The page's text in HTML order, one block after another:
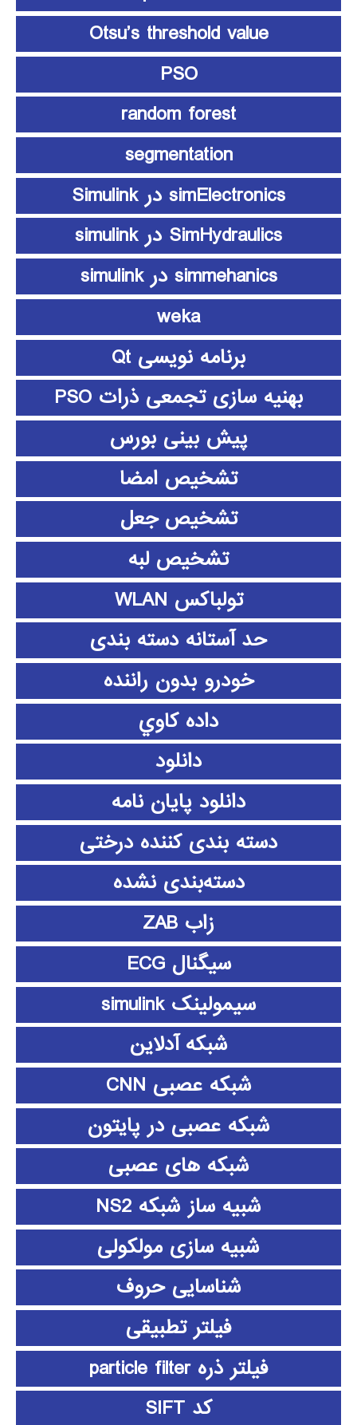
Otsu’s threshold value
PSO
random forest
segmentation
simElectronics در Simulink
SimHydraulics در simulink
simmehanics در simulink
weka
برنامه نویسی Qt
بهنیه سازی تجمعی ذرات PSO
پیش بینی بورس
تشخیص امضا
تشخیص جعل
تشخیص لبه
تولباکس WLAN
حد آستانه دسته بندی
خودرو بدون راننده
داده كاوي
دانلود
دانلود پايان نامه
دسته بندی کننده درختی
دسته‌بندی نشده
زاب ZAB
سیگنال ECG
سیمولینک simulink
شبکه آدلاین
شبکه عصبی CNN
شبکه عصبی در پایتون
شبکه های عصبی
شبیه ساز شبکه NS2
شبیه سازی مولکولی
شناسایی حروف
فیلتر تطبیقی
فیلتر ذره particle filter
کد SIFT